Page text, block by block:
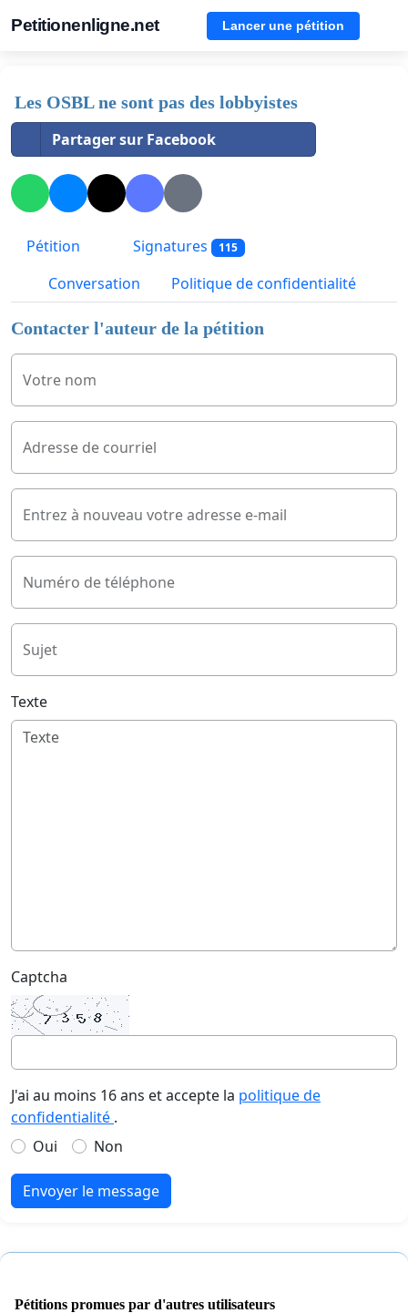
Petitionenligne.net Lancer une pétition
Les OSBL ne sont pas des lobbyistes
Partager sur Facebook
Pétition Signatures 115
Conversation Politique de confidentialité
Contacter l'auteur de la pétition
Votre nom
Adresse de courriel
Entrez à nouveau votre adresse e-mail
Numéro de téléphone
Sujet
Texte
Captcha
J'ai au moins 16 ans et accepte la politique de
confidentialité .
Oui
Non
Envoyer le message
Pétitions promues par d'autres utilisateurs